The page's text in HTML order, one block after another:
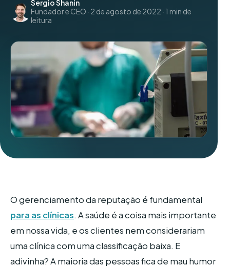
Sergio Shanin
Fundador e CEO · 2 de agosto de 2022 · 1 min de
leitura
O gerenciamento da reputação é fundamental
para as clínicas. A saúde é a coisa mais importante
em nossa vida, e os clientes nem considerariam
uma clínica com uma classificação baixa. E
adivinha? A maioria das pessoas fica de mau humor